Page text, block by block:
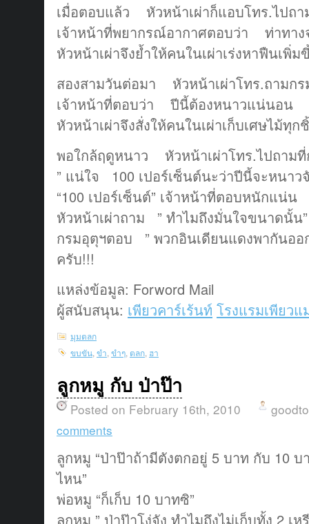
เมื่อตอบแล้ว หัวหน้าเผ่าก็แอบโทร.ไปถ
เจ้าหน้าที่พยากรณ์อากาศตอบว่า ท่าทาง
หัวหน้าเผ่าจึงย้ำให้คนในเผ่าเร่งหาฟืนเพิ่
สองสามวันต่อมา หัวหน้าเผ่าโทร.ถามกร
เจ้าหน้าที่ตอบว่า ปีนี้ต้องหนาวแน่นอน
หัวหน้าเผ่าจึงสั่งให้คนในเผ่าเก็บเศษไม้ทุ
พอใกล้ฤดูหนาว หัวหน้าเผ่าโทร.ไปถาม
” แน่ใจ 100 เปอร์เซ็นต์นะว่าปีนี้จะหนา
“100 เปอร์เซ็นต์” เจ้าหน้าที่ตอบหนักแน่น
หัวหน้าเผ่าถาม ” ทำไมถึงมั่นใจขนาดนั้น”
กรมอุตุฯตอบ ” พวกอินเดียนแดงพากันออ
ครับ!!!
แหล่งข้อมูล: Forword Mail
ผู้สนับสนุน: เพียวคาร์เร้นท์ โรงแรมเพียว
มุมตลก
ขบขัน ขำ ขำๆ ตลก ฮา
ลูกหมู กับ ป่าป๊า
Posted on February 16th, 2010
comments
ลูกหมู “ป่าป๊าถ้ามีตังตกอยู่ 5 บาท กับ 10 บ
ไหน”
พ่อหมู “ก็เก็บ 10 บาทซิ”
ลูกหมู ” ป่าป๊าโง่จัง ทำไมถึงไม่เก็บทั้ง 2 เห